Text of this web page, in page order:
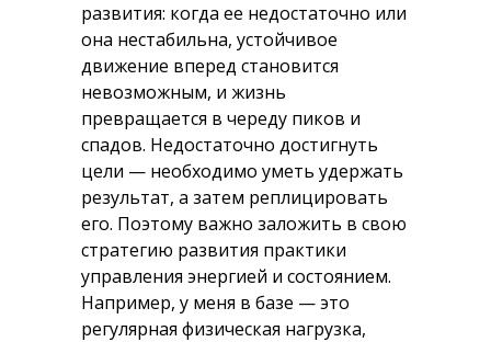
развития: когда ее недостаточно или
она нестабильна, устойчивое
движение вперед становится
невозможным, и жизнь
превращается в череду пиков и
спадов. Недостаточно достигнуть
цели — необходимо уметь удержать
результат, а затем реплицировать
его. Поэтому важно заложить в свою
стратегию развития практики
управления энергией и состоянием.
Например, у меня в базе — это
регулярная физическая нагрузка,